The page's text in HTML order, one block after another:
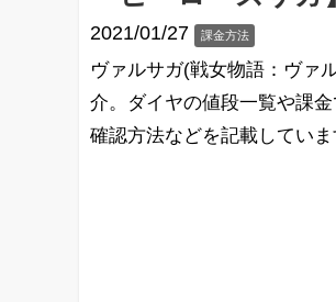
2021/01/27 課金方法
ヴァルサガ(戦女物語：ヴァ
介。ダイヤの値段一覧や課
確認方法などを記載していま